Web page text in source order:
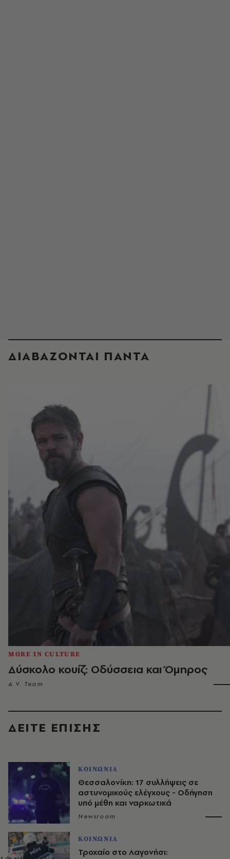
ΔΙΑΒΑΖΟΝΤΑΙ ΠΑΝΤΑ
MORE IN CULTURE
Δύσκολο κουίζ: Οδύσσεια και Όμηρος
A.V. Team
ΔΕΙΤΕ ΕΠΙΣΗΣ
ΚΟΙΝΩΝΙΑ
Θεσσαλονίκη: 17 συλλήψεις σε
αστυνομικούς ελέγχους - Οδήγηση
υπό μέθη και ναρκωτικά
Newsroom
ΚΟΙΝΩΝΙΑ
Τροχαίο στο Λαγονήσι: